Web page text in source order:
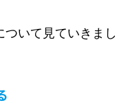
いて見ていきまし